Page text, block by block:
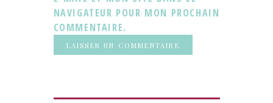
NAVIGATEUR POUR MON PROCHAIN
COMMENTAIRE.